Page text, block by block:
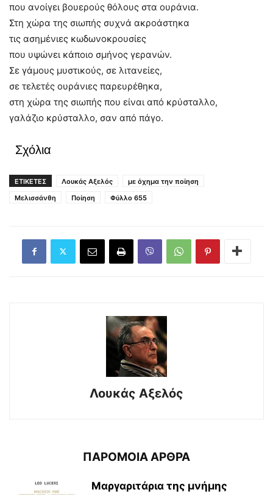
που ανοίγει βουερούς θόλους στα ουράνια.
Στη χώρα της σιωπής συχνά ακροάστηκα
τις ασημένιες κωδωνοκρουσίες
που υψώνει κάποιο σμήνος γερανών.
Σε γάμους μυστικούς, σε λιτανείες,
σε τελετές ουράνιες παρευρέθηκα,
στη χώρα της σιωπής που είναι από κρύσταλλο,
γαλάζιο κρύσταλλο, σαν από πάγο.
Σχόλια
ΕΤΙΚΕΤΕΣ Λουκάς Αξελός
με όχημα την ποίηση
Μελισσάνθη
Ποίηση Φύλλο 655
Λουκάς Αξελός
ΠΑΡΟΜΟΙΑ ΑΡΘΡΑ
Μαργαριτάρια της μνήμης